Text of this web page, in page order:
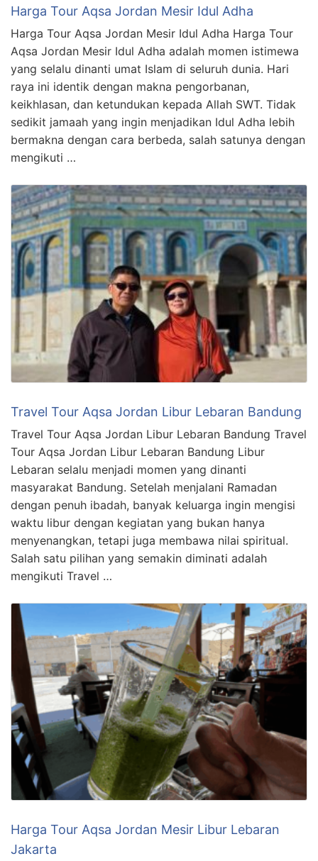
Harga Tour Aqsa Jordan Mesir Idul Adha
Harga Tour Aqsa Jordan Mesir Idul Adha Harga Tour
Aqsa Jordan Mesir Idul Adha adalah momen istimewa
yang selalu dinanti umat Islam di seluruh dunia. Hari
raya ini identik dengan makna pengorbanan,
keikhlasan, dan ketundukan kepada Allah SWT. Tidak
sedikit jamaah yang ingin menjadikan Idul Adha lebih
bermakna dengan cara berbeda, salah satunya dengan
mengikuti …
Travel Tour Aqsa Jordan Libur Lebaran Bandung
Travel Tour Aqsa Jordan Libur Lebaran Bandung Travel
Tour Aqsa Jordan Libur Lebaran Bandung Libur
Lebaran selalu menjadi momen yang dinanti
masyarakat Bandung. Setelah menjalani Ramadan
dengan penuh ibadah, banyak keluarga ingin mengisi
waktu libur dengan kegiatan yang bukan hanya
menyenangkan, tetapi juga membawa nilai spiritual.
Salah satu pilihan yang semakin diminati adalah
mengikuti Travel …
Harga Tour Aqsa Jordan Mesir Libur Lebaran
Jakarta